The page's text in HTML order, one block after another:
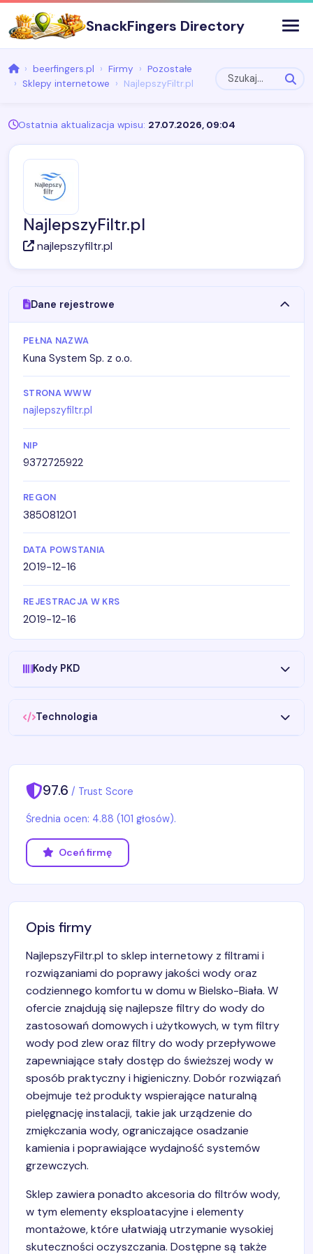
SnackFingers Directory
beerfingers.pl Firmy
Pozostałe
Sklepy internetowe
NajlepszyFiltr.pl
Ostatnia aktualizacja wpisu: 27.07.2026, 09:04
NajlepszyFiltr.pl
najlepszyfiltr.pl
Dane rejestrowe
PEŁNA NAZWA
Kuna System Sp. z o.o.
STRONA WWW
najlepszyfiltr.pl
NIP
9372725922
REGON
385081201
DATA POWSTANIA
2019-12-16
REJESTRACJA W KRS
2019-12-16
Kody PKD
Technologia
97.6 / Trust Score
Średnia ocen: 4.88 (101 głosów).
Oceń firmę
Opis firmy
NajlepszyFiltr.pl to sklep internetowy z filtrami i
rozwiązaniami do poprawy jakości wody oraz
codziennego komfortu w domu w Bielsko-Biała. W
ofercie znajdują się najlepsze filtry do wody do
zastosowań domowych i użytkowych, w tym filtry
wody pod zlew oraz filtry do wody przepływowe
zapewniające stały dostęp do świeższej wody w
sposób praktyczny i higieniczny. Dobór rozwiązań
obejmuje też produkty wspierające naturalną
pielęgnację instalacji, takie jak urządzenie do
zmiękczania wody, ograniczające osadzanie
kamienia i poprawiające wydajność systemów
grzewczych.
Sklep zawiera ponadto akcesoria do filtrów wody,
w tym elementy eksploatacyjne i elementy
montażowe, które ułatwiają utrzymanie wysokiej
skuteczności oczyszczania. Dostępne są także